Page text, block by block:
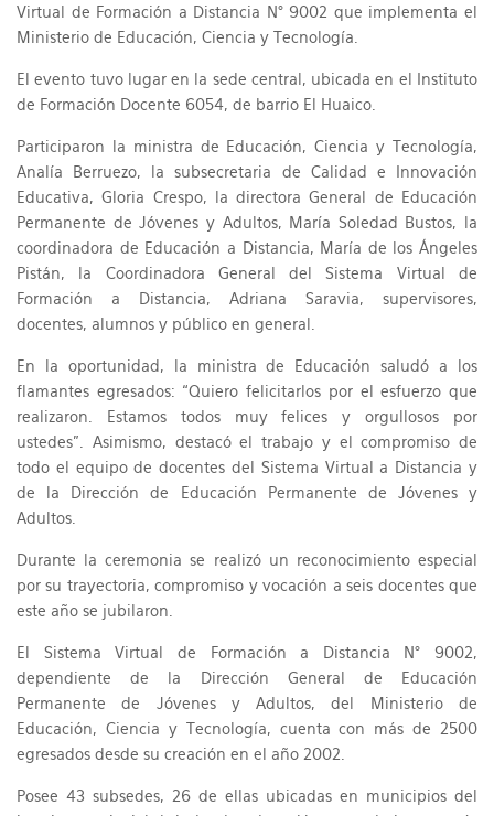
Virtual de Formación a Distancia N° 9002 que implementa el
Ministerio de Educación, Ciencia y Tecnología.
El evento tuvo lugar en la sede central, ubicada en el Instituto
de Formación Docente 6054, de barrio El Huaico.
Participaron la ministra de Educación, Ciencia y Tecnología,
Analía Berruezo, la subsecretaria de Calidad e Innovación
Educativa, Gloria Crespo, la directora General de Educación
Permanente de Jóvenes y Adultos, María Soledad Bustos, la
coordinadora de Educación a Distancia, María de los Ángeles
Pistán, la Coordinadora General del Sistema Virtual de
Formación a Distancia, Adriana Saravia, supervisores,
docentes, alumnos y público en general.
En la oportunidad, la ministra de Educación saludó a los
flamantes egresados: “Quiero felicitarlos por el esfuerzo que
realizaron. Estamos todos muy felices y orgullosos por
ustedes”. Asimismo, destacó el trabajo y el compromiso de
todo el equipo de docentes del Sistema Virtual a Distancia y
de la Dirección de Educación Permanente de Jóvenes y
Adultos.
Durante la ceremonia se realizó un reconocimiento especial
por su trayectoria, compromiso y vocación a seis docentes que
este año se jubilaron.
El Sistema Virtual de Formación a Distancia N° 9002,
dependiente de la Dirección General de Educación
Permanente de Jóvenes y Adultos, del Ministerio de
Educación, Ciencia y Tecnología, cuenta con más de 2500
egresados desde su creación en el año 2002.
Posee 43 subsedes, 26 de ellas ubicadas en municipios del